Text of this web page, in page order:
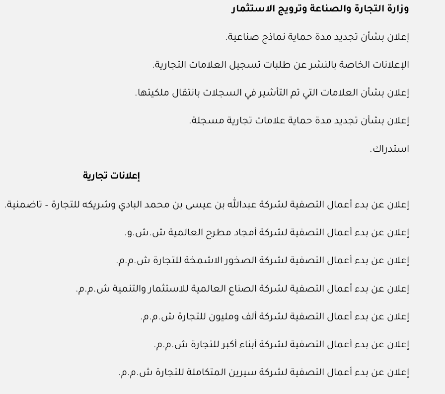
وزارة التجارة والصناعة وترويج الاستثمار
إعلان بشأن تجديد مدة حماية نماذج صناعية.
الإعلانات الخاصة بالنشر عن طلبات تسجيل العلامات التجارية.
إعلان بشأن العلامات التي تم التأشير في السجلات بانتقال ملكيتها.
إعلان بشأن تجديد مدة حماية علامات تجارية مسجلة.
استدراك.
إعلانات تجارية
إعلان عن بدء أعمال التصفية لشركة عبدالله بن عيسى بن محمد البادي وشريكه للتجارة – تاضمنية.
إعلان عن بدء أعمال التصفية لشركة أمجاد مطرح العالمية ش.ش.و.
إعلان عن بدء أعمال التصفية لشركة الصخور الاشمخة للتجارة ش.م.م.
إعلان عن بدء أعمال التصفية لشركة الصناع العالمية للاستثمار والتنمية ش.م.م.
إعلان عن بدء أعمال التصفية لشركة ألف ومليون للتجارة ش.م.م.
إعلان عن بدء أعمال التصفية لشركة أبناء أكبر للتجارة ش.م.م.
إعلان عن بدء أعمال التصفية لشركة سيرين المتكاملة للتجارة ش.م.م.